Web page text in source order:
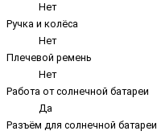
Нет
Ручка и колёса
Нет
Плечевой ремень
Нет
Работа от солнечной батареи
Да
Разъём для солнечной батареи